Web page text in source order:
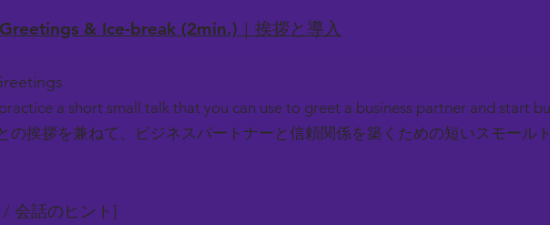
& Ice-break (2min.)｜挨拶と導入
practice a short small talk that you can use to greet a business partner and start
の挨拶を兼ねて、ビジネスパートナーと信頼関係を築くための短いスモール
/ 会話のヒント]